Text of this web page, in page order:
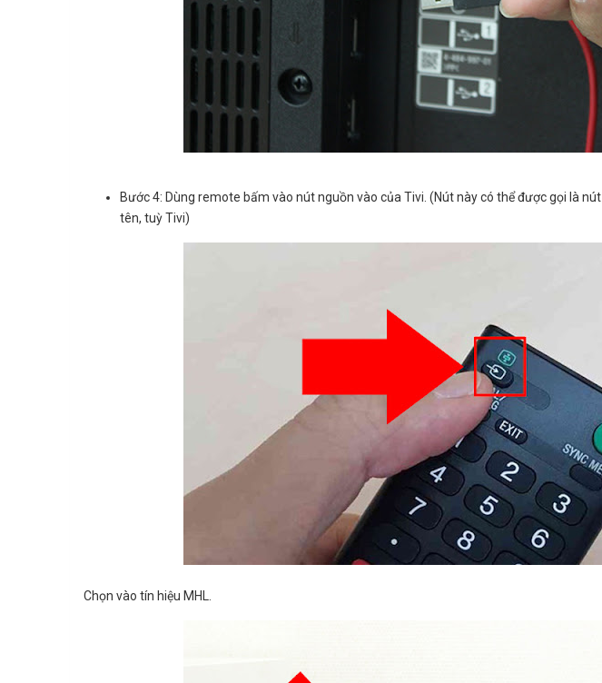
Bước 4: Dùng remote bấm vào nút nguồn vào của Tivi. (Nút này có thể được gọi là nút
tên, tuỳ Tivi)
Chọn vào tín hiệu MHL.